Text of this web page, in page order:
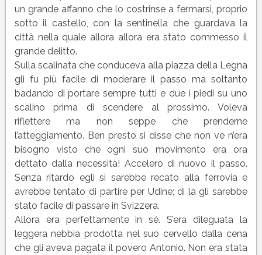
un grande affanno che lo costrinse a fermarsi, proprio
sotto il castello, con la sentinella che guardava la
città nella quale allora allora era stato commesso il
grande delitto.
Sulla scalinata che conduceva alla piazza della Legna
gli fu più facile di moderare il passo ma soltanto
badando di portare sempre tutti e due i piedi su uno
scalino prima di scendere al prossimo. Voleva
riflettere ma non seppe che prenderne
l’atteggiamento. Ben presto si disse che non ve n’era
bisogno visto che ogni suo movimento era ora
dettato dalla necessità! Accelerò di nuovo il passo.
Senza ritardo egli si sarebbe recato alla ferrovia e
avrebbe tentato di partire per Udine; di là gli sarebbe
stato facile di passare in Svizzera.
Allora era perfettamente in sé. S’era dileguata la
leggera nebbia prodotta nel suo cervello dalla cena
che gli aveva pagata il povero Antonio. Non era stata